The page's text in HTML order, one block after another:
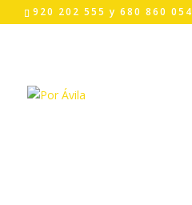
920 202 555 y 680 860 054